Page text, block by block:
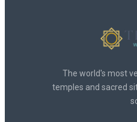
The world's most
temples and sacred